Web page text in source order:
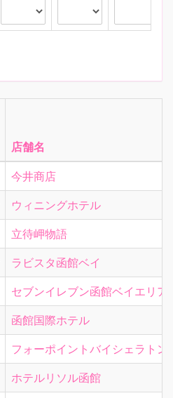
店舗名
今井商店
ウィニングホテル
立待岬物語
ラビスタ函館ベイ
セブンイレブン函館ベイエリア
函館国際ホテル
フォーポイントバイシェラトン
ホテルリソル函館